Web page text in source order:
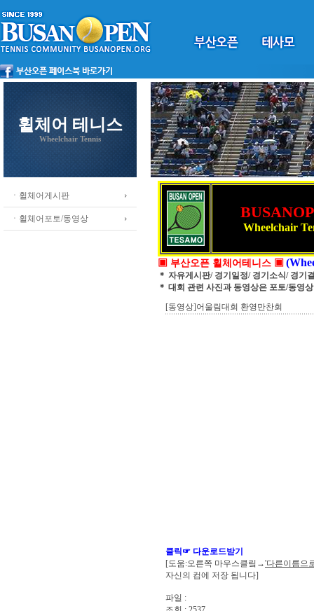
휠체어 테니스
Wheelchair Tennis
ㆍ휠체어게시판
ㆍ휠체어포토/동영상
Wheelchair
▣ 부산오픈 휠체어테니스 ▣
＊ 자유게시판/ 경기일정/ 경기소식/ 경기
＊ 대회 관련 사진과 동영상은 포토/동영
[동영상]어울림대회 환영만찬회
클릭☞ 다운로드받기
[도움:오른쪽 마우스클맄→'다른이름으
자신의 컴에 저장 됩니다]
파일 :